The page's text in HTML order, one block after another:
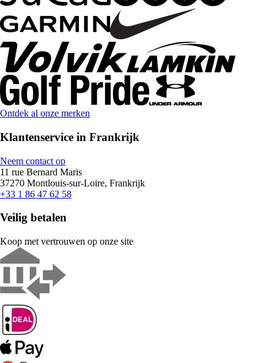
Ontdek al onze merken
Klantenservice in Frankrijk
Neem contact op
11 rue Bernard Maris
37270 Montlouis-sur-Loire, Frankrijk
+33 1 86 47 62 58
Veilig betalen
Koop met vertrouwen op onze site